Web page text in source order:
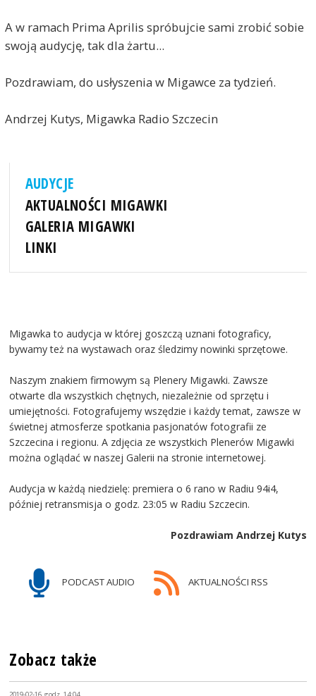
A w ramach Prima Aprilis spróbujcie sami zrobić sobie
swoją audycję, tak dla żartu...
Pozdrawiam, do usłyszenia w Migawce za tydzień.
Andrzej Kutys, Migawka Radio Szczecin
AUDYCJE
AKTUALNOŚCI MIGAWKI
GALERIA MIGAWKI
LINKI
Migawka to audycja w której goszczą uznani fotograficy,
bywamy też na wystawach oraz śledzimy nowinki sprzętowe.
Naszym znakiem firmowym są Plenery Migawki. Zawsze
otwarte dla wszystkich chętnych, niezależnie od sprzętu i
umiejętności. Fotografujemy wszędzie i każdy temat, zawsze w
świetnej atmosferze spotkania pasjonatów fotografii ze
Szczecina i regionu. A zdjęcia ze wszystkich Plenerów Migawki
można oglądać w naszej Galerii na stronie internetowej.
Audycja w każdą niedzielę: premiera o 6 rano w Radiu 94i4,
później retransmisja o godz. 23:05 w Radiu Szczecin.
Pozdrawiam Andrzej Kutys
PODCAST AUDIO AKTUALNOŚCI RSS
Zobacz także
2019-02-16, godz. 14:04